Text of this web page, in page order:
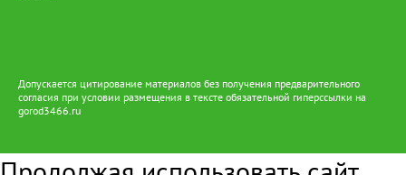
Допускается цитирование материалов без получения предварительного
согласия при условии размещения в тексте обязательной гиперссылки на
gorod3466.ru